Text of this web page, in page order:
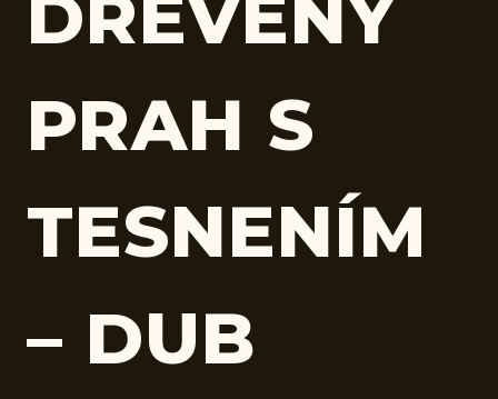
DREVENÝ
PRAH S
TESNENÍM
– DUB